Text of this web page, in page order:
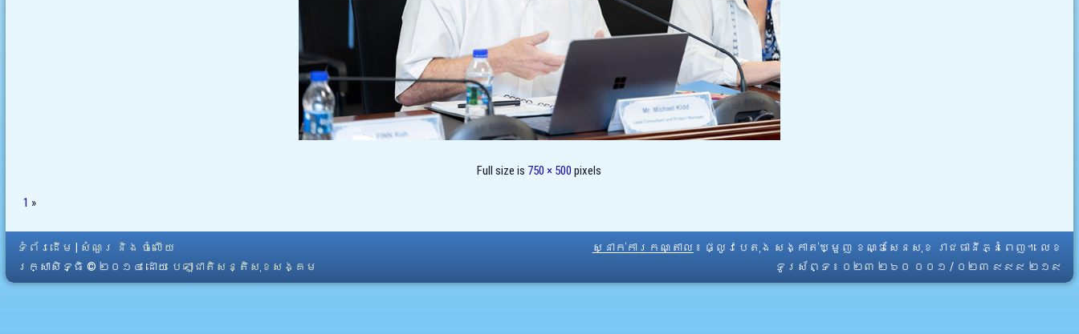
Full size is 750 × 500 pixels
1 »
ទំព័រដើម
សំណួរ និង ចំលើយ
រក្សាសិទ្ធិ © ២០១៤ ដោយ​ បេឡាជាតិសន្តិសុខសង្គម
ស្នាក់ការកណ្តាល ៖ ផ្លូវបេតុង សង្កាត់ឃ្មួញ ខណ្ឌសែនសុខ រាជធានីភ្នំពេញ។ លេខ
ទូរស័ព្ទ ៖ ០២៣ ២៦០ ០០១ / ០២៣ ៩៩៩ ២១៩